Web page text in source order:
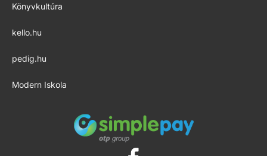
Könyvkultúra
kello.hu
pedig.hu
Modern Iskola